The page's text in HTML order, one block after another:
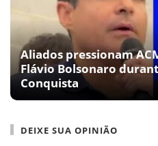
Aliados pressionam
Flávio Bolsonaro
Conquista
DEIXE SUA OPINIÃO